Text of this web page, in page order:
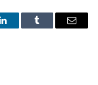
LinkedInTumblr
E-